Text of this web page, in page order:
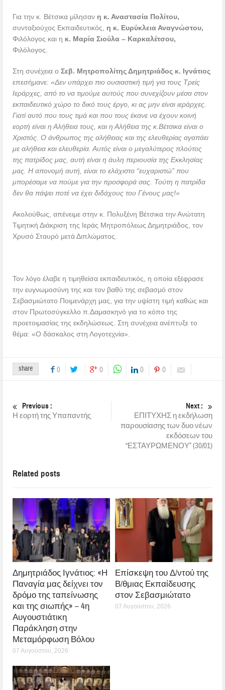
Για την κ. Βέτσικα μίλησανη κ. Αναστασία Πολίτου,
συνταξιούχος Εκπαιδευτικός, η κ. Ευρύκλεια Αναγνώστου,
Φιλόλογος και η κ. Μαρία Σιούλα – Καρκαλέτσου,
Φιλόλογος.
Στη συνέχεια οΣεβ. Μητροπολίτης Δημητριάδος κ. Ιγνάτιος
επεσήμανε:«Δεν υπάρχει πιο ουσιαστική τιμή για τους Τρείς
Ιεράρχες, από το να τιμούμε αυτούς που συνεχίζουν μέσα στον
εκπαιδευτικό χώρο το δικό τους έργο, κι ας μην είναι ιεράρχες.
Γιατί αυτό που τους τιμά και που τους έκανε να έχουν κοινή
εορτή είναι η Αλήθεια τους, και η Αλήθεια της κ.Βέτσικα είναι ο
Χριστός. Ο άνθρωπος της αλήθειας και της ελευθερίας αγαπάει
με αλήθεια και ελευθερία. Αυτός είναι ο μεγαλύτερος πλούτος
της πατρίδος μας, αυτή είναι η άυλη περιουσία της Εκκλησίας
μας. Η απονομή αυτή, είναι το ελάχιστο “ευχαριστώ” που
μπορέσαμε να πούμε για την προσφορά σας. Τούτη η πατρίδα
δεν θα πάψει ποτέ να έχει διδάχους του Γένους μας!»
Ακολούθως, απένειμε στην κ. Πολυξένη Βέτσικα την Ανώτατη
Τιμητική Διάκριση της Ιεράς Μητροπόλεως Δημητριάδος, τον
Χρυσό Σταυρό μετά Διπλώματος.
Τον λόγο έλαβε η τιμηθείσα εκπαιδευτικός, η οποία εξέφρασε
την ευγνωμοσύνη της και τον βαθύ της σεβασμό στον
Σεβασμιώτατο Ποιμενάρχη μας, για την υψίστη τιμή καθώς και
στον Πρωτοσύγκελλο π.Δαμασκηνό για το κόπο της
προετοιμασίας της εκδηλώσεως. Στη συνέχεια ανέπτυξε το
θέμα: «Ο δάσκαλος στη Λογοτεχνία».
share 0 0 0 0
Previous :
Η εορτή της Υπαπαντής
Next :
ΕΠΙΤΥΧΗΣ η εκδήλωση
παρουσίασης των δυο νέων
εκδόσεων του
“ΕΣΤΑΥΡΩΜΕΝΟΥ” (30/01)
Related posts
Δημητριάδος Ιγνάτιος: «Η
Παναγία μας δείχνει τον
δρόμο της ταπείνωσης
και της σιωπής» – 4η
Αυγουστιάτικη
Παράκληση στην
Μεταμόρφωση Βόλου
07 Αυγούστου, 2026
Επίσκεψη του Δ/ντού της
Β/θμιας Εκπαίδευσης
στον Σεβασμιώτατο
07 Αυγούστου, 2026